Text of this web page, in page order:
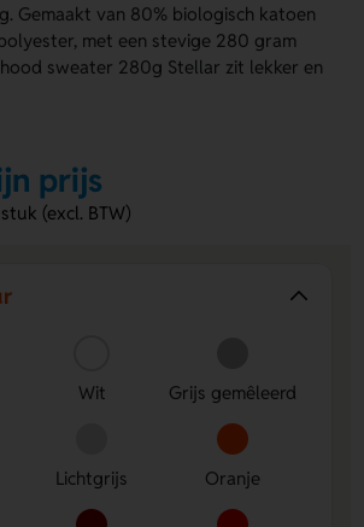
Gemaakt van 80% biologisch katoen
met een stevige 280 gram
sweater 280g Stellar zit lekker en
groen, Bordeaux, Rood, Kaki, Roze,
op Voorzijde, Achterzijde, Borst, Below
of vraag een prijs op.
geven je volop keuze voor jouw
stevige kwaliteit
De mix van
en gerecycled polyester voelt prettig
mee.
Met veel kleuren vind je altijd een
prijs
(excl. BTW)
Wit Grijs gemêleerd
Lichtgrijs Oranje